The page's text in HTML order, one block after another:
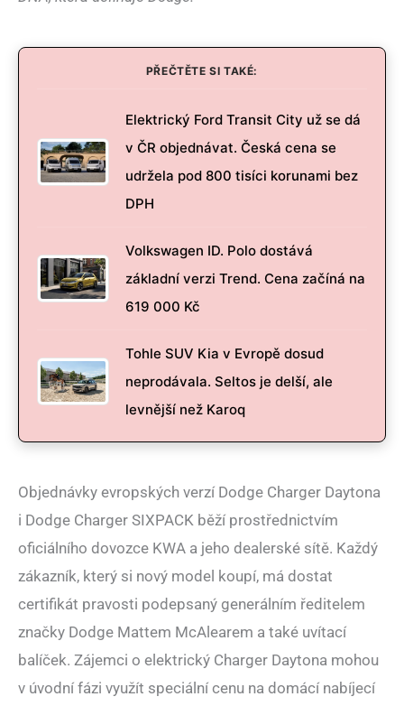
PŘEČTĚTE SI TAKÉ:
Elektrický Ford Transit City už se dá
v ČR objednávat. Česká cena se
udržela pod 800 tisíci korunami bez
DPH
Volkswagen ID. Polo dostává
základní verzi Trend. Cena začíná na
619 000 Kč
Tohle SUV Kia v Evropě dosud
neprodávala. Seltos je delší, ale
levnější než Karoq
Objednávky evropských verzí Dodge Charger Daytona
i Dodge Charger SIXPACK běží prostřednictvím
oficiálního dovozce KWA a jeho dealerské sítě. Každý
zákazník, který si nový model koupí, má dostat
certifikát pravosti podepsaný generálním ředitelem
značky Dodge Mattem McAlearem a také uvítací
balíček. Zájemci o elektrický Charger Daytona mohou
v úvodní fázi využít speciální cenu na domácí nabíjecí